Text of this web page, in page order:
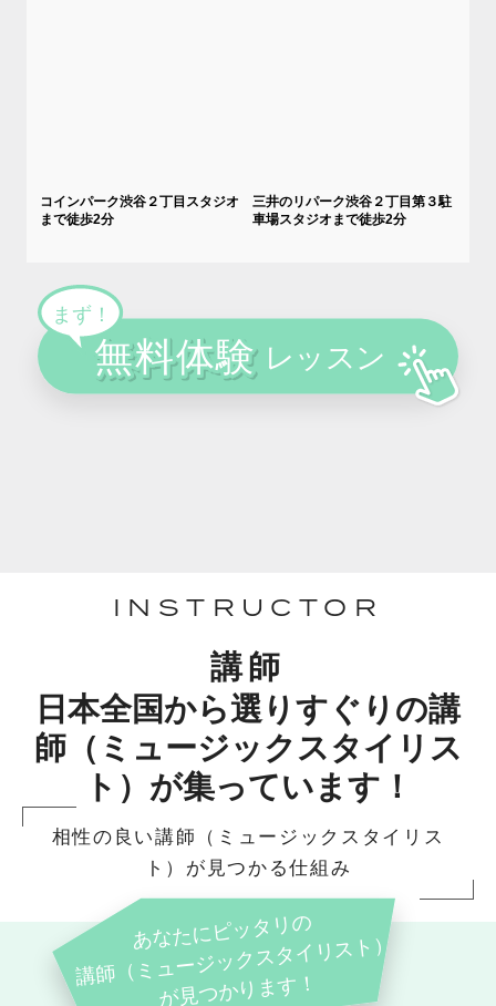
コインパーク渋谷２丁目スタジオ
まで徒歩2分
三井のリパーク渋谷２丁目第３駐
車場スタジオまで徒歩2分
INSTRUCTOR
講師
日本全国から選りすぐりの講
師（ミュージックスタイリス
ト）が集っています！
相性の良い講師（ミュージックスタイリス
ト）が見つかる仕組み